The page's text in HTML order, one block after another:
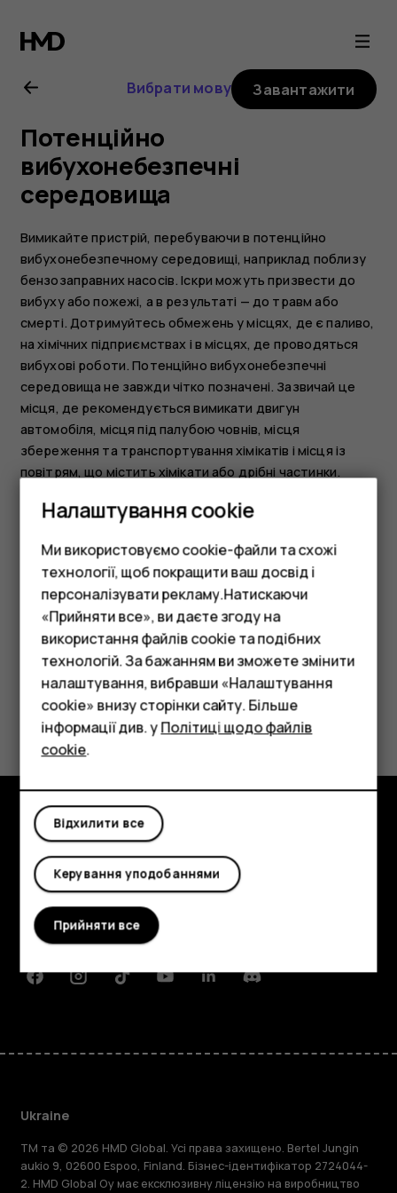
Посібник
користувача
Nokia
8.1
Смартфони
Фічерфони
Аксесуари
Планшети
Вибрати мову Завантажити
Потенційно
вибухонебезпечні
середовища
Вимикайте пристрій, перебуваючи в потенційно
вибухонебезпечному середовищі, наприклад поблизу
бензозаправних насосів. Іскри можуть призвести до
вибуху або пожежі, а в результаті — до травм або
смерті. Дотримуйтесь обмежень у місцях, де є паливо,
на хімічних підприємствах і в місцях, де проводяться
вибухові роботи. Потенційно вибухонебезпечні
середовища не завжди чітко позначені. Зазвичай це
місця, де рекомендується вимикати двигун
автомобіля, місця під палубою човнів, місця
збереження та транспортування хімікатів і місця із
повітрям, що містить хімікати або дрібні частинки.
використовується скраплений нафтовий газ
використовувати цей пристрій поблизу такого
транспортного засобу.
Це було для вас корисним?
Так
Огляд
Детальніше
Planet and people
Підтримка
FacebookInstagramTiktokYoutubeLinkedinDiscord
Ukraine
TM та © 2026 HMD Global. Усі права захищено. Bertel Jungin
aukio 9, 02600 Espoo, Finland. Бізнес-ідентифікатор 2724044-
2. HMD Global Oy має ексклюзивну ліцензію на виробництво
Налаштування cookie
Ми використовуємо cookie-файли та схожі
технології, щоб покращити ваш досвід і
персоналізувати рекламу.Натискаючи
«Прийняти все», ви даєте згоду на
використання файлів cookie та подібних
технологій. За бажанням ви зможете змінити
налаштування, вибравши «Налаштування
cookie» внизу сторінки сайту. Більше
інформації див. уПолітиці щодо файлів
cookie.
Відхилити все
Керування уподобаннями
Прийняти все